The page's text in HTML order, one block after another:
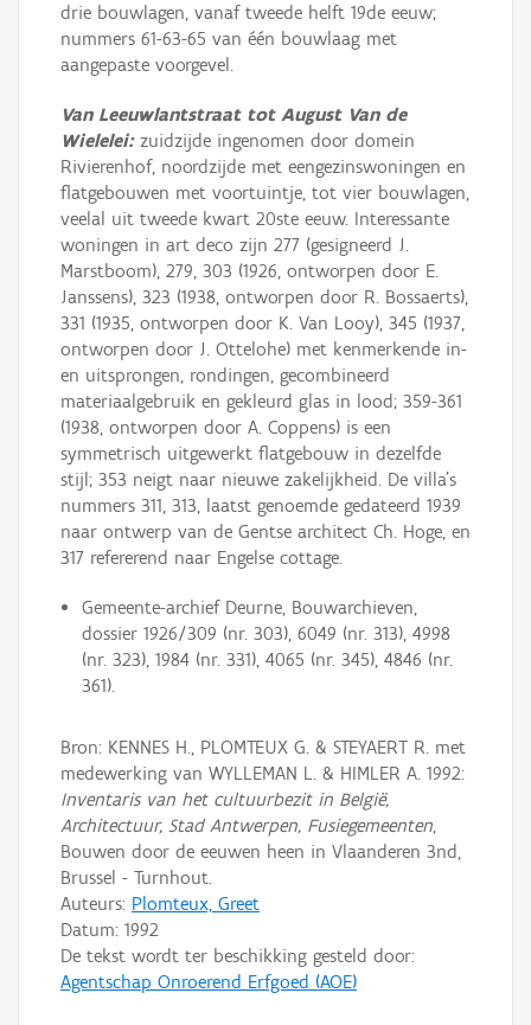
drie bouwlagen, vanaf tweede helft 19de eeuw;
nummers 61-63-65 van één bouwlaag met
aangepaste voorgevel.
Van Leeuwlantstraat tot August Van de
Wielelei:zuidzijde ingenomen door domein
Rivierenhof, noordzijde met eengezinswoningen en
flatgebouwen met voortuintje, tot vier bouwlagen,
veelal uit tweede kwart 20ste eeuw. Interessante
woningen in art deco zijn 277 (gesigneerd J.
Marstboom), 279, 303 (1926, ontworpen door E.
Janssens), 323 (1938, ontworpen door R. Bossaerts),
331 (1935, ontworpen door K. Van Looy), 345 (1937,
ontworpen door J. Ottelohe) met kenmerkende in-
en uitsprongen, rondingen, gecombineerd
materiaalgebruik en gekleurd glas in lood; 359-361
(1938, ontworpen door A. Coppens) is een
symmetrisch uitgewerkt flatgebouw in dezelfde
stijl; 353 neigt naar nieuwe zakelijkheid. De villa's
nummers 311, 313, laatst genoemde gedateerd 1939
naar ontwerp van de Gentse architect Ch. Hoge, en
317 refererend naar Engelse cottage.
Gemeente-archief Deurne, Bouwarchieven,
dossier 1926/309 (nr. 303), 6049 (nr. 313), 4998
(nr. 323), 1984 (nr. 331), 4065 (nr. 345), 4846 (nr.
361).
Bron: KENNES H., PLOMTEUX G. & STEYAERT R. met
medewerking van WYLLEMAN L. & HIMLER A. 1992:
Inventaris van het cultuurbezit in België,
Architectuur, Stad Antwerpen, Fusiegemeenten,
Bouwen door de eeuwen heen in Vlaanderen 3nd,
Brussel - Turnhout.
Auteurs: Plomteux, Greet
Datum: 1992
De tekst wordt ter beschikking gesteld door:
Agentschap Onroerend Erfgoed (AOE)